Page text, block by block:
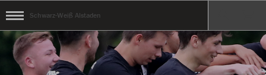
Schwarz-Weiß Alstaden